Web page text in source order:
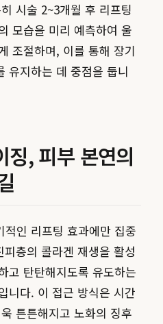
시술 2~3개월 후 리프팅
모습을 미리 예측하여 울
조절하며, 이를 통해 장기
유지하는 데 중점을 둡니
징, 피부 본연의
인 리프팅 효과에만 집중
층의 콜라겐 재생을 활성
고 탄탄해지도록 유도하는
니다. 이 접근 방식은 시간
튼튼해지고 노화의 징후